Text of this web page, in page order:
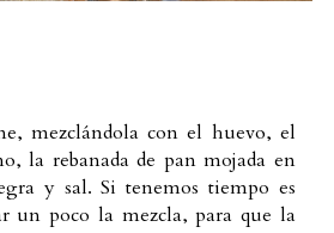
mezclándola con el huevo, el
la rebanada de pan mojada en
y sal. Si tenemos tiempo es
un poco la mezcla, para que la